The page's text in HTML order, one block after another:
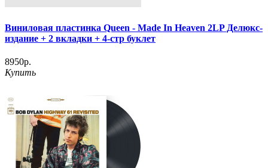
Виниловая пластинка Queen - Made In Heaven 2LP Делюкс-
издание + 2 вкладки + 4-стр буклет
8950р.
Купить